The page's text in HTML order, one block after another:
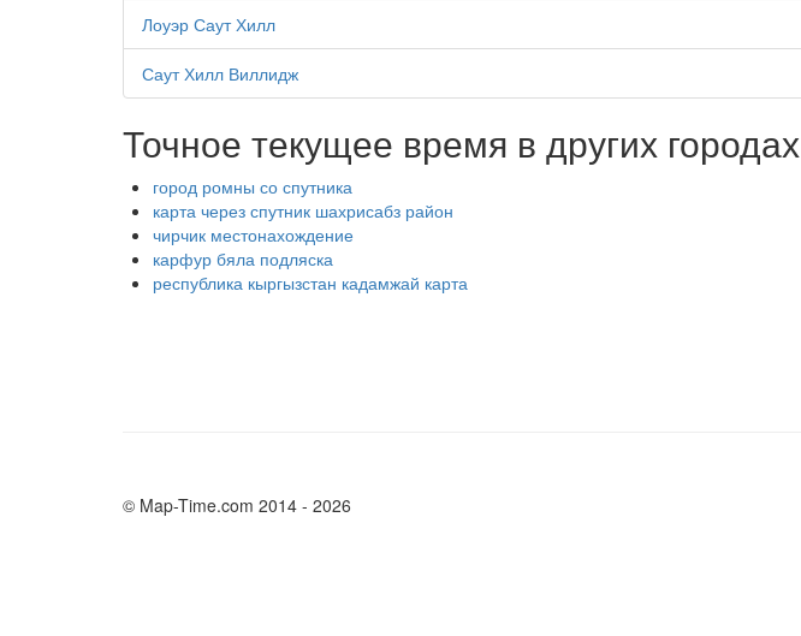
Лоуэр Саут Хилл
Саут Хилл Виллидж
Точное текущее время в других городах
город ромны со спутника
карта через спутник шахрисабз район
чирчик местонахождение
карфур бяла подляска
республика кыргызстан кадамжай карта
© Map-Time.com 2014 - 2026